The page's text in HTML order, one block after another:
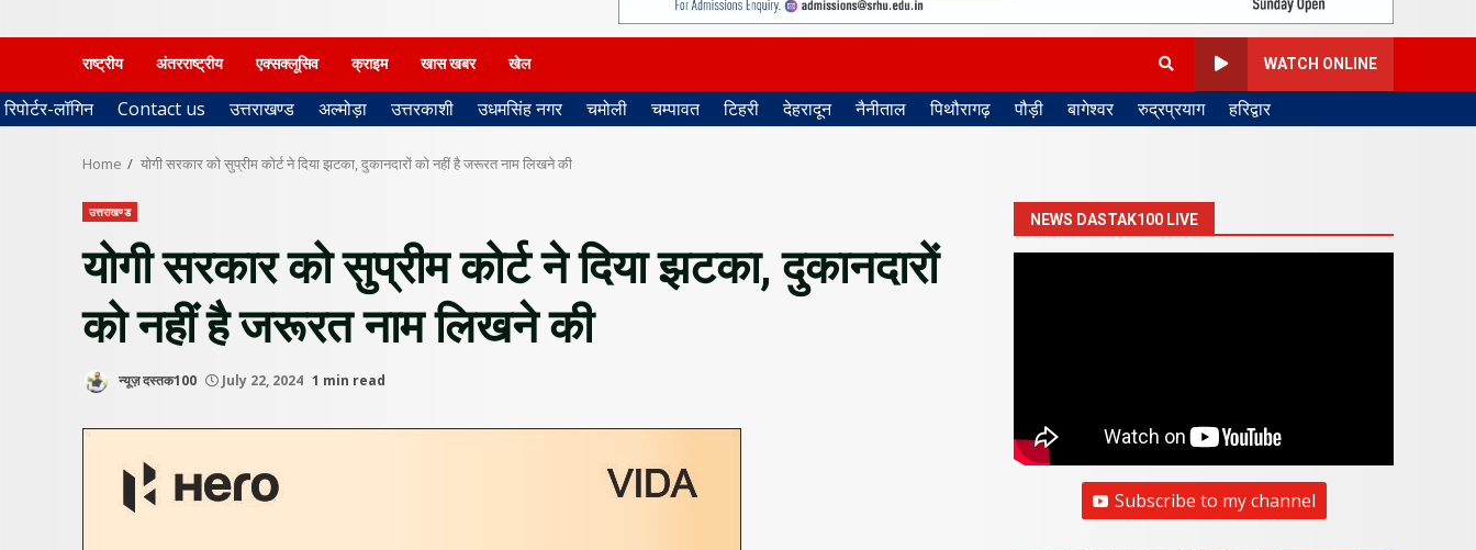
राष्ट्रीय अंतरराष्ट्रीय एक्सक्लूसिव क्राइम खास खबर खेल WATCH ONLINE
रिपोर्टर-लॉगिन Contact us उत्तराखण्ड अल्मोड़ा उत्तरकाशी उधमसिंह नगर चमोली चम्पावत टिहरी देहरादून नैनीताल पिथौरागढ़ पौड़ी बागेश्वर रुद्रप्रयाग हरिद्वार
Home योगी सरकार को सुप्रीम कोर्ट ने दिया झटका, दुकानदारों को नहीं है जरूरत नाम लिखने की
उत्तराखण्ड
योगी सरकार को सुप्रीम कोर्ट ने दिया झटका, दुकानदारों
को नहीं है जरूरत नाम लिखने की
न्यूज़ दस्तक100 July 22, 2024 1 min read
NEWS DASTAK100 LIVE
Subscribe to my channel